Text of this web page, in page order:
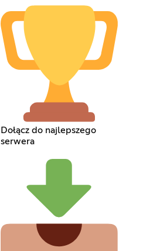
Dołącz do najlepszego
serwera